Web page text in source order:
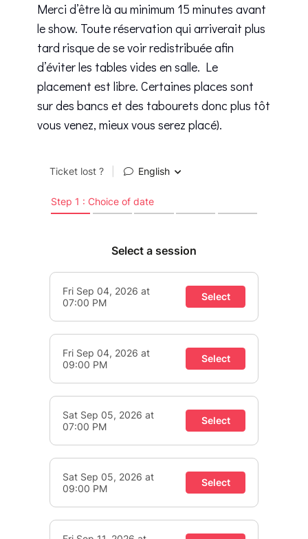
Merci d’être là au minimum 15 minutes avant
le show. Toute réservation qui arriverait plus
tard risque de se voir redistribuée afin
d’éviter les tables vides en salle. Le
placement est libre. Certaines places sont
sur des bancs et des tabourets donc plus tôt
vous venez, mieux vous serez placé).